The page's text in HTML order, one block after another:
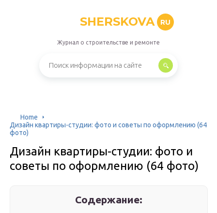
SHERSKOVA RU
Журнал о строительстве и ремонте
Home
Дизайн квартиры-студии: фото и советы по оформлению (64
фото)
Дизайн квартиры-студии: фото и
советы по оформлению (64 фото)
Содержание: